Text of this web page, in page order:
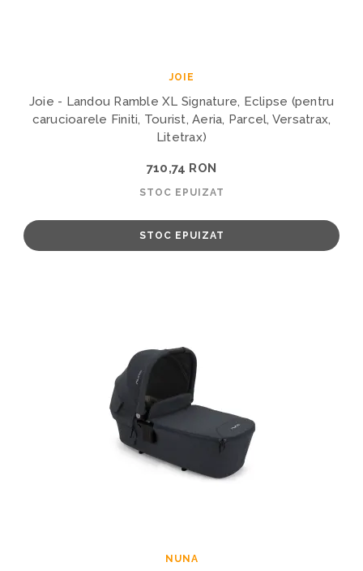
JOIE
Joie - Landou Ramble XL Signature, Eclipse (pentru
carucioarele Finiti, Tourist, Aeria, Parcel, Versatrax,
Litetrax)
710,74 RON
STOC EPUIZAT
STOC EPUIZAT
NUNA